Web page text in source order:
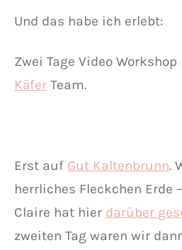
Und das habe ich erlebt:
Zwei Tage Video
Käfer Team.
Erst auf Gut Kaltenbrunn.
herrliches Fleckchen Erde
Claire hat hier darüber
zweiten Tag waren wir